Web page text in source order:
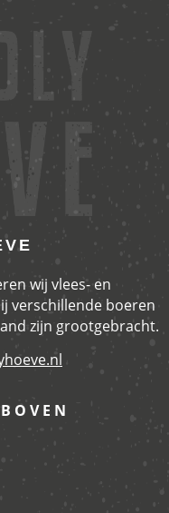
wij vlees- en
verschillende boeren
zijn grootgebracht.